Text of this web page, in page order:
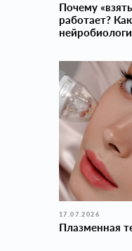
Почему
работает?
17.07.2026
Плазменная